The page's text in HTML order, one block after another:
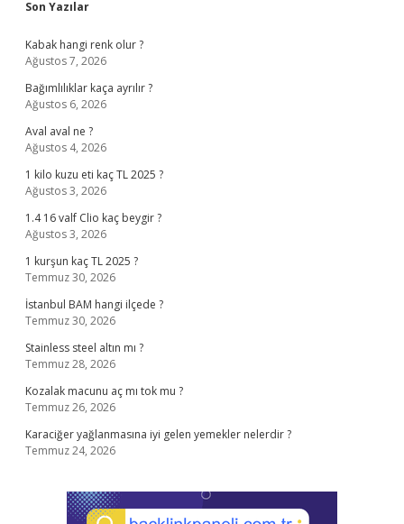
Sidebar
Son Yazılar
Kabak hangi renk olur ?
Ağustos 7, 2026
Bağımlılıklar kaça ayrılır ?
Ağustos 6, 2026
Aval aval ne ?
Ağustos 4, 2026
1 kilo kuzu eti kaç TL 2025 ?
Ağustos 3, 2026
1.4 16 valf Clio kaç beygir ?
Ağustos 3, 2026
1 kurşun kaç TL 2025 ?
Temmuz 30, 2026
İstanbul BAM hangi ilçede ?
Temmuz 30, 2026
Stainless steel altın mı ?
Temmuz 28, 2026
Kozalak macunu aç mı tok mu ?
Temmuz 26, 2026
Karaciğer yağlanmasına iyi gelen yemekler nelerdir ?
Temmuz 24, 2026